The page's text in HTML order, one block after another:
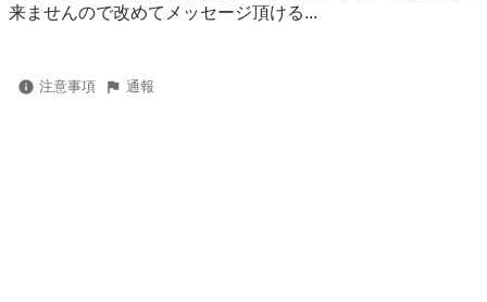
来ませんので改めてメッセージ頂ける...
注意事項 通報